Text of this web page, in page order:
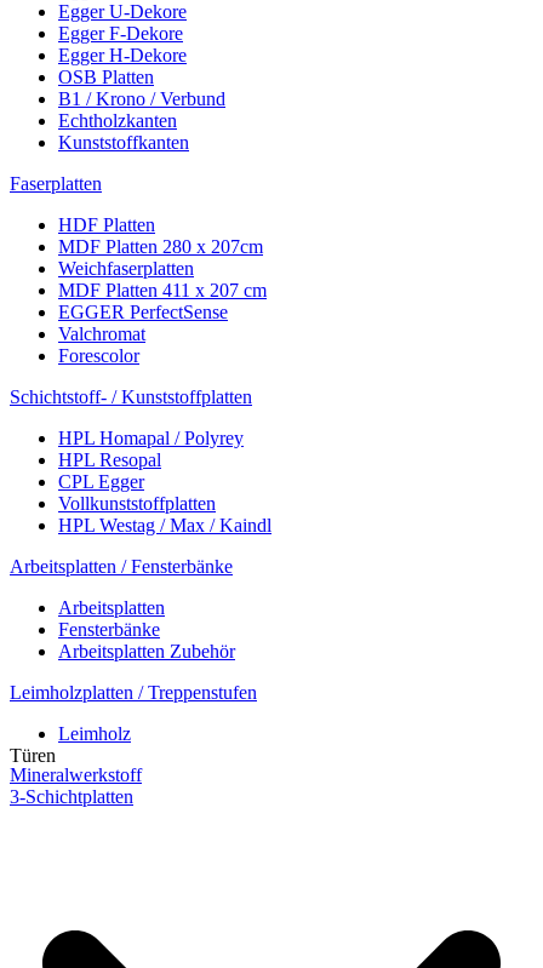
Egger U-Dekore
Egger F-Dekore
Egger H-Dekore
OSB Platten
B1 / Krono / Verbund
Echtholzkanten
Kunststoffkanten
Faserplatten
HDF Platten
MDF Platten 280 x 207cm
Weichfaserplatten
MDF Platten 411 x 207 cm
EGGER PerfectSense
Valchromat
Forescolor
Schichtstoff- / Kunststoffplatten
HPL Homapal / Polyrey
HPL Resopal
CPL Egger
Vollkunststoffplatten
HPL Westag / Max / Kaindl
Arbeitsplatten / Fensterbänke
Arbeitsplatten
Fensterbänke
Arbeitsplatten Zubehör
Leimholzplatten / Treppenstufen
Leimholz
Mineralwerkstoff
3-Schichtplatten
Türen